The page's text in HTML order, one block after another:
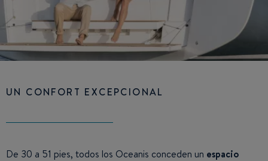
UN CONFORT EXCEPCIONAL
De 30 a 51 pies, todos los Oceanis conceden un espacio